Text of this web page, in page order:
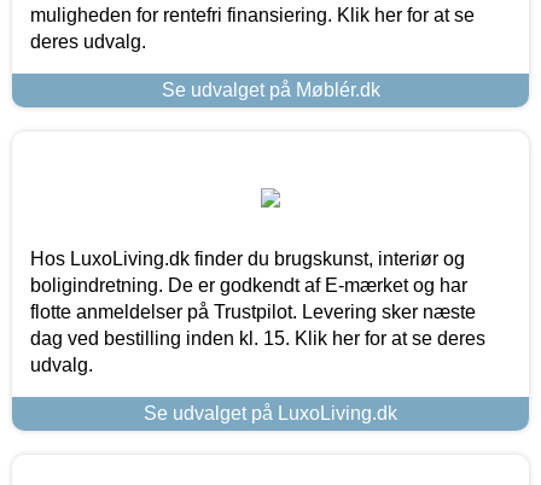
muligheden for rentefri finansiering. Klik her for at se
deres udvalg.
Se udvalget på Møblér.dk
Hos LuxoLiving.dk finder du brugskunst, interiør og
boligindretning. De er godkendt af E-mærket og har
flotte anmeldelser på Trustpilot. Levering sker næste
dag ved bestilling inden kl. 15. Klik her for at se deres
udvalg.
Se udvalget på LuxoLiving.dk